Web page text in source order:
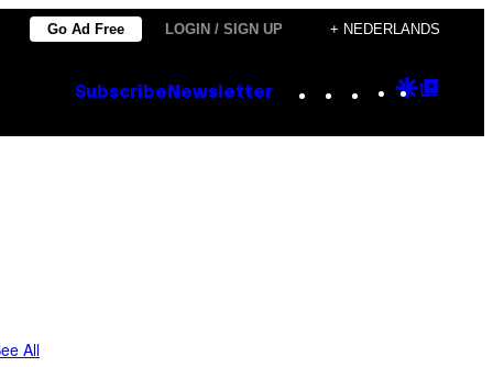
Go Ad Free LOGIN / SIGN UP + NEDERLANDS
Subscribe Newsletter Instagram
TikTok
YouTube
Google
All